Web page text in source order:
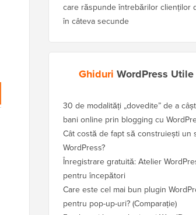
care răspunde întrebărilor clienților
în câteva secunde
Ghiduri WordPress Utile
30 de modalități „dovedite” de a
bani online prin blogging cu
Cât costă de fapt să construiești un
WordPress?
Înregistrare gratuită: Atelier
pentru începători
Care este cel mai bun plugin
pentru pop-up-uri? (Comparație)